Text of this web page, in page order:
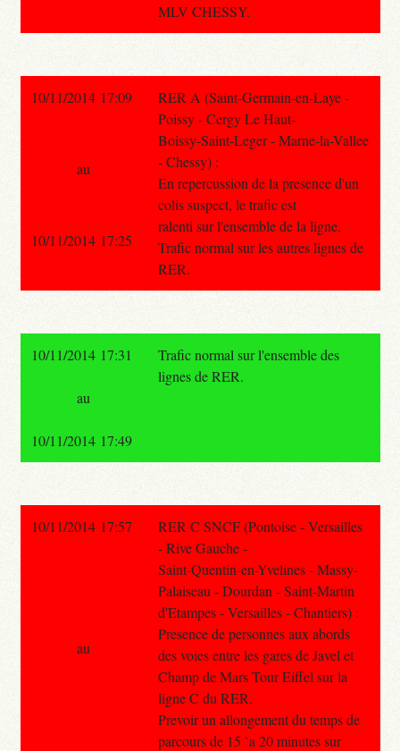
MLV CHESSY.
10/11/2014 17:09
RER A (Saint-Germain-en-Laye -
Poissy - Cergy Le Haut-
Boissy-Saint-Leger - Marne-la-Vallee
- Chessy) :
En repercussion de la presence d'un
colis suspect, le trafic est
ralenti sur l'ensemble de la ligne.
Trafic normal sur les autres lignes de
RER.
au
10/11/2014 17:25
10/11/2014 17:31
Trafic normal sur l'ensemble des
lignes de RER.
au
10/11/2014 17:49
10/11/2014 17:57
RER C SNCF (Pontoise - Versailles
- Rive Gauche -
Saint-Quentin-en-Yvelines - Massy-
Palaiseau - Dourdan - Saint-Martin
d'Etampes - Versailles - Chantiers) :
Presence de personnes aux abords
des voies entre les gares de Javel et
Champ de Mars Tour Eiffel sur la
ligne C du RER.
Prevoir un allongement du temps de
parcours de 15 `a 20 minutes sur
au